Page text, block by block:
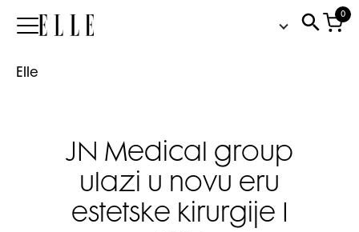
Elle
0
Elle
JN Medical group
ulazi u novu eru
estetske kirurgije I